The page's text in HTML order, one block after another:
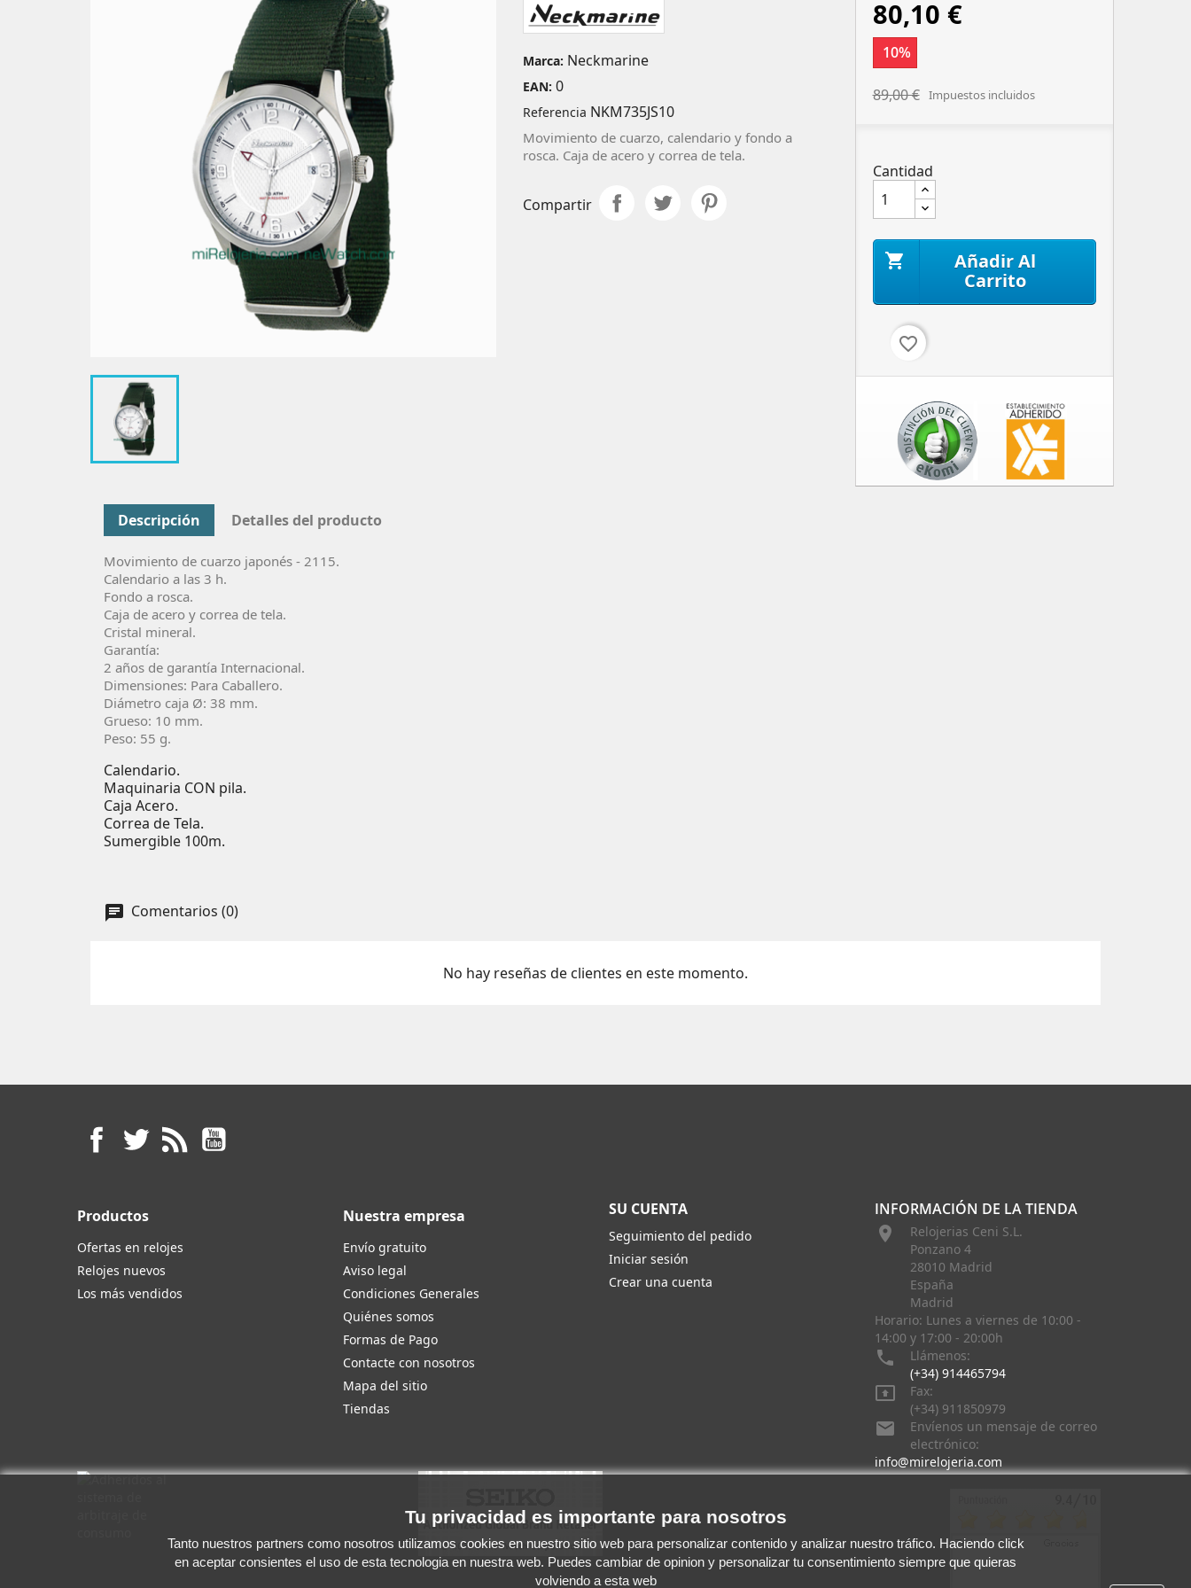
Marca: Neckmarine
EAN: 0
Referencia NKM735JS10
Movimiento de cuarzo, calendario y fondo a
rosca. Caja de acero y correa de tela.
Compartir
80,10 €
10%
89,00 € Impuestos incluidos
Cantidad

Añadir Al
Carrito
favorite_border
Descripción Detalles del producto
Movimiento de cuarzo japonés - 2115.
Calendario a las 3 h.
Fondo a rosca.
Caja de acero y correa de tela.
Cristal mineral.
Garantía:
2 años de garantí­a Internacional.
Dimensiones: Para Caballero.
Diámetro caja Ø: 38 mm.
Grueso: 10 mm.
Peso: 55 g.
Calendario.
Maquinaria CON pila.
Caja Acero.
Correa de Tela.
Sumergible 100m.
Comentarios (0)
No hay reseñas de clientes en este momento.
Facebook
Twitter Rss
Productos
Ofertas en relojes
Relojes nuevos
Los más vendidos
Nuestra empresa
Envío gratuito
Aviso legal
Condiciones Generales
Quiénes somos
Formas de Pago
Contacte con nosotros
Mapa del sitio
Tiendas
SU CUENTA
Seguimiento del pedido
Iniciar sesión
Crear una cuenta
INFORMACIÓN DE LA TIENDA

Relojerias Ceni S.L.
Ponzano 4
28010 Madrid
España
Madrid
Horario: Lunes a viernes de 10:00 -
14:00 y 17:00 - 20:00h

Llámenos:
(+34) 914465794

Fax:
(+34) 911850979

Envíenos un mensaje de correo
electrónico:
info@mirelojeria.com
Tu privacidad es importante para nosotros
Tanto nuestros partners como nosotros utilizamos cookies en nuestro sitio web para personalizar contenido y analizar nuestro tráfico. Haciendo click
en aceptar consientes el uso de esta tecnologia en nuestra web. Puedes cambiar de opinion y personalizar tu consentimiento siempre que quieras
volviendo a esta web